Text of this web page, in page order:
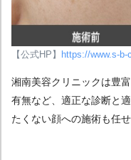
【公式HP】 https://www.s-b-
湘南美容クリニックは豊
有無など、適正な診断と
たくない顔への施術も任せ